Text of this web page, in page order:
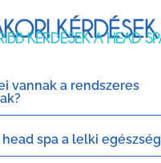
KÉRDÉSEK
KÉRDÉSEK A HEAD
vannak a rendszeres
spa a lelki